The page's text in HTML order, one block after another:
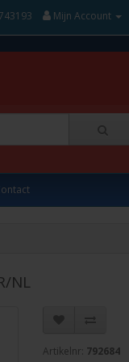
Mijn Account
NL
Artikelnr: 792684